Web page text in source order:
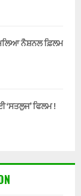
ਨੈਸ਼ਨਲ ਫ਼ਿਲਮ
‘ਸਤਲੁਜ’ ਫਿਲਮ !